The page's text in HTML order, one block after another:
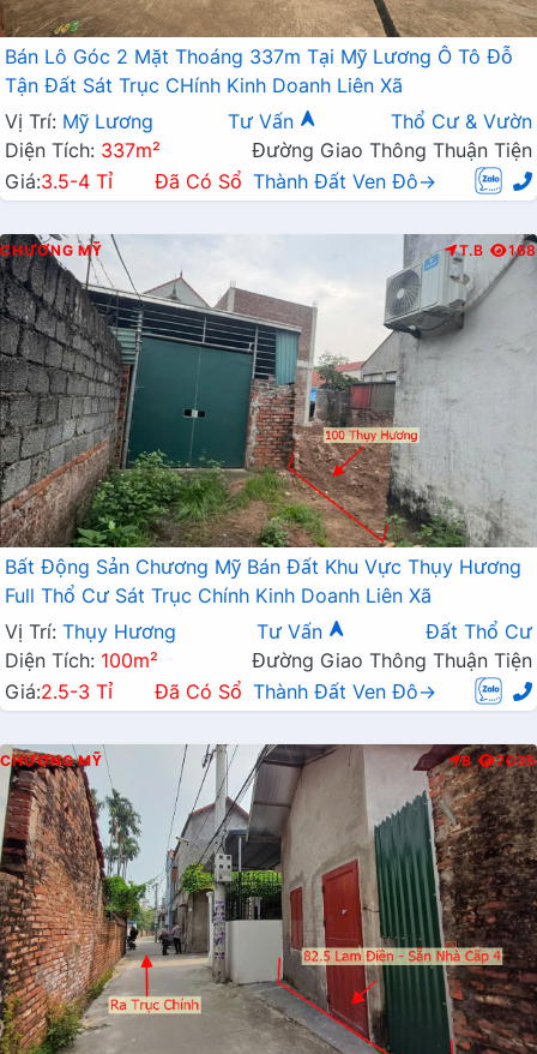
Bán Lô Góc 2 Mặt Thoáng 337m Tại Mỹ Lương Ô Tô Đỗ
Tận Đất Sát Trục CHính Kinh Doanh Liên Xã
Vị Trí: Mỹ Lương Tư Vấn
Thổ Cư & Vườn
Diện Tích: 337m²
Đường Giao Thông Thuận Tiện
Giá:3.5-4 Tỉ Đã Có Sổ Thành Đất Ven Đô→
CHƯƠNG MỸ T.B 168
Bất Động Sản Chương Mỹ Bán Đất Khu Vực Thụy Hương
Full Thổ Cư Sát Trục Chính Kinh Doanh Liên Xã
Vị Trí: Thụy Hương Tư Vấn
Đất Thổ Cư
Diện Tích: 100m²
Đường Giao Thông Thuận Tiện
Giá:2.5-3 Tỉ Đã Có Sổ Thành Đất Ven Đô→
CHƯƠNG MỸ B 7035